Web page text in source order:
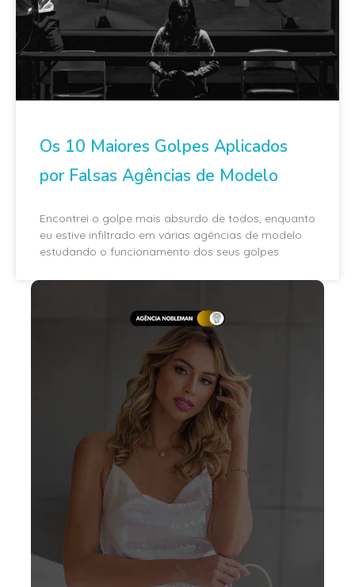
Os 10 Maiores Golpes Aplicados
por Falsas Agências de Modelo
Encontrei o golpe mais absurdo de todos, enquanto
eu estive infiltrado em várias agências de modelo
estudando o funcionamento dos seus golpes